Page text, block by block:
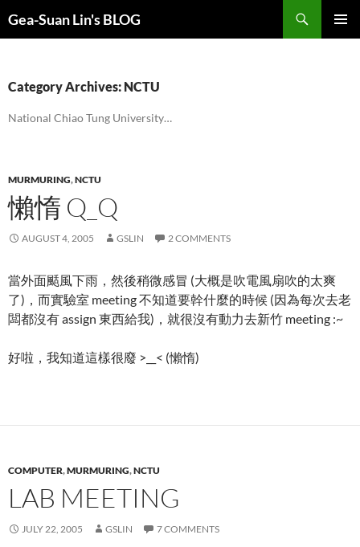
Gea-Suan Lin's BLOG
Category Archives: NCTU
National Chiao Tung University…
MURMURING,NCTU
懶惰 Q_Q
AUGUST 4, 2005 GSLIN 2 COMMENTS
當外面颳風下雨，然後稍微感冒 (大概是吹電風扇吹的太爽
了)，而實驗室 meeting 不知道要幹什麼的時候 (因為每次去老
闆都沒有 assign 東西給我)，就很沒有動力去新竹 meeting :~
好啦，我知道這樣很廢 >__< (懶惰)
COMPUTER,MURMURING,NCTU
LAB MEETING
JULY 22, 2005 GSLIN 7 COMMENTS